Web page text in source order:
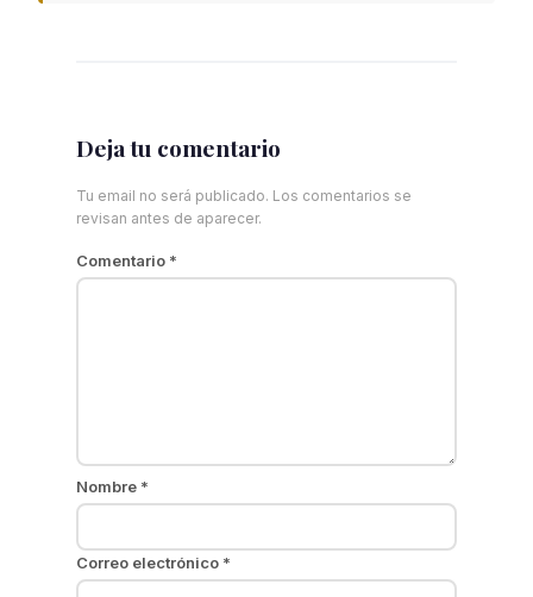
Deja tu comentario
Tu email no será publicado. Los comentarios se
revisan antes de aparecer.
Comentario *
Nombre *
Correo electrónico *